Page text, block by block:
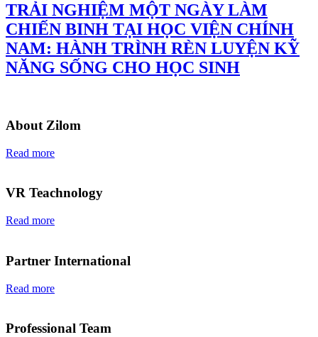
TRẢI NGHIỆM MỘT NGÀY LÀM
CHIẾN BINH TẠI HỌC VIỆN CHÍNH
NAM: HÀNH TRÌNH RÈN LUYỆN KỸ
NĂNG SỐNG CHO HỌC SINH
About Zilom
Read more
VR Teachnology
Read more
Partner International
Read more
Professional Team